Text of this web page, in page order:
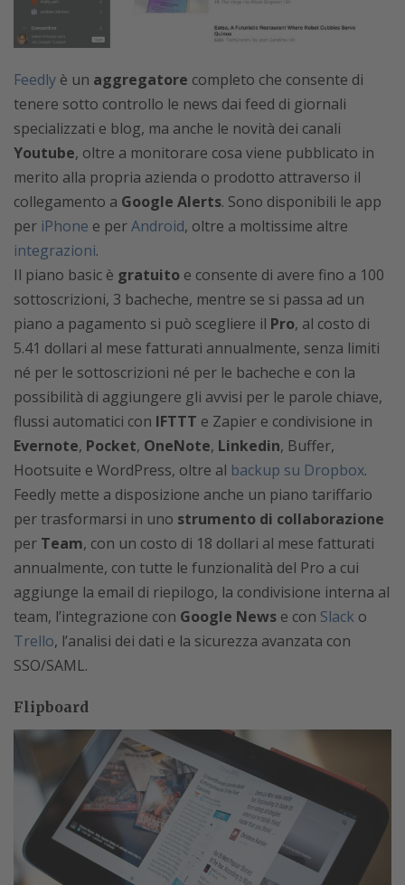
Feedly è un aggregatore completo che consente di
tenere sotto controllo le news dai feed di giornali
specializzati e blog, ma anche le novità dei canali
Youtube, oltre a monitorare cosa viene pubblicato in
merito alla propria azienda o prodotto attraverso il
collegamento a Google Alerts. Sono disponibili le app
per iPhone e perAndroid, oltre a moltissime altre
integrazioni.
Il piano basic è gratuito e consente di avere fino a 100
sottoscrizioni, 3 bacheche, mentre se si passa ad un
piano a pagamento si può scegliere il Pro, al costo di
5.41 dollari al mese fatturati annualmente, senza limiti
né per le sottoscrizioni né per le bacheche e con la
possibilità di aggiungere gli avvisi per le parole chiave,
flussi automatici con IFTTT e Zapier e condivisione in
Evernote, Pocket, OneNote, Linkedin, Buffer,
Hootsuite e WordPress, oltre al backup su Dropbox.
Feedly mette a disposizione anche un piano tariffario
per trasformarsi in uno strumento di collaborazione
per Team, con un costo di 18 dollari al mese fatturati
annualmente, con tutte le funzionalità del Pro a cui
aggiunge la email di riepilogo, la condivisione interna al
team, l’integrazione con Google News e con Slack o
Trello, l’analisi dei dati e la sicurezza avanzata con
SSO/SAML.
Flipboard